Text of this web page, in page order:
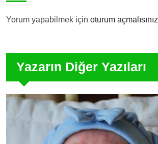
Yorum yapabilmek için oturum açmalısınız
Yazarın Diğer Yazıları